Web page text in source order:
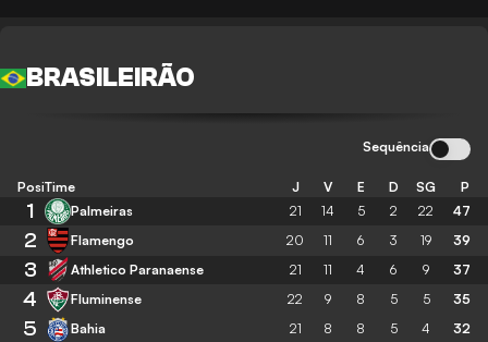
BRASILEIRÃO
Sequência
Posição
Time J V E D SG P
1 Palmeiras 21 14 5 2 22 47
2 Flamengo 20 11 6 3 19 39
3 Athletico Paranaense 21 11 4 6 9 37
4 Fluminense 22 9 8 5 5 35
5 Bahia 21 8 8 5 4 32